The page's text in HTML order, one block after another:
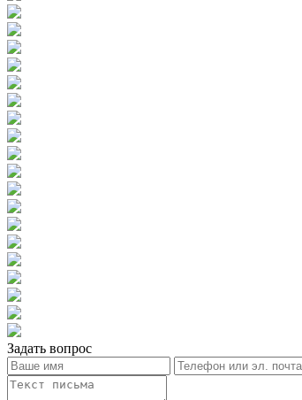
Задать вопрос